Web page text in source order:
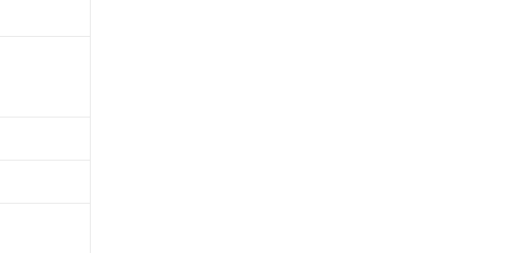
とがない限り、2022年1月12日よ